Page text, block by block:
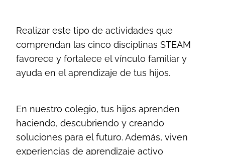
Realizar este tipo de actividades que
comprendan las cinco disciplinas STEAM
favorece y fortalece el vínculo familiar y
ayuda en el aprendizaje de tus hijos.
En nuestro colegio, tus hijos aprenden
haciendo, descubriendo y creando
soluciones para el futuro. Además, viven
experiencias de aprendizaje activo